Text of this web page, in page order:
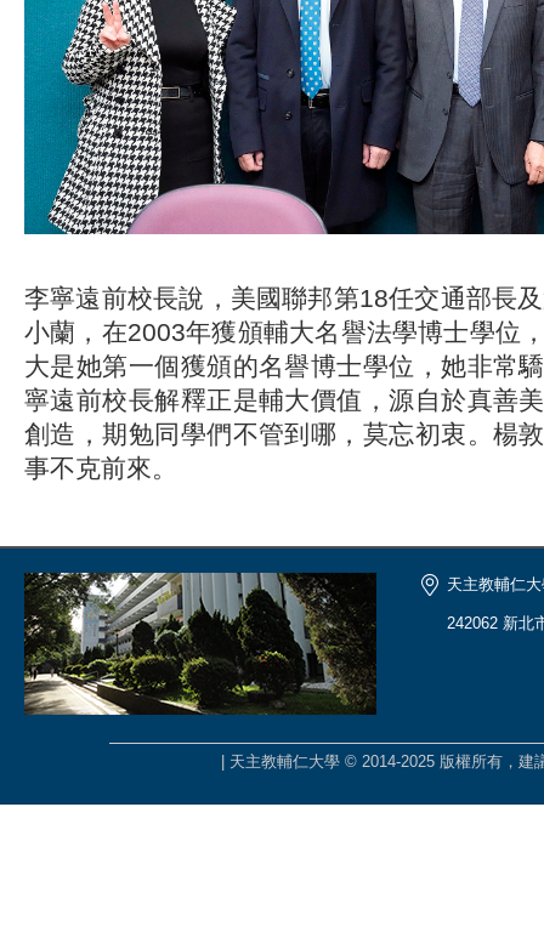
李寧遠前校長說，美國聯邦第18任交通部長
小蘭，在2003年獲頒輔大名譽法學博士學位
大是她第一個獲頒的名譽博士學位，她非常
寧遠前校長解釋正是輔大價值，源自於真善
創造，期勉同學們不管到哪，莫忘初衷。楊
事不克前來。
天主教輔仁
242062 新北
| 天主教輔仁大學 © 2014-2025 版權所有，